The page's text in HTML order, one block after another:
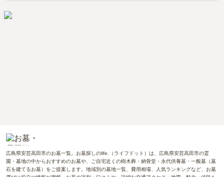
広島県安芸高田市のお墓一覧。お墓探しのlife.（ライフドット）は、広島県安芸高田市の霊
園・墓地の中からおすすめのお墓や、ご自宅近くの樹木葬・納骨堂・永代供養墓・一般墓（墓
石を建てるお墓）をご提案します。地域別の墓地一覧、費用相場、人気ランキングなど、お墓